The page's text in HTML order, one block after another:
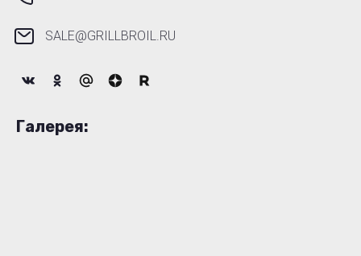
SALE@GRILLBROIL.RU
Галерея: